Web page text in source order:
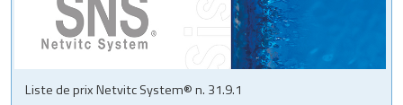
Liste de prix Netvitc System® n. 31.9.1